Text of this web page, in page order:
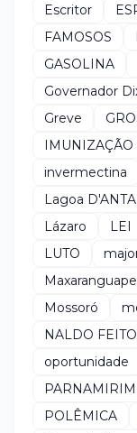
Escritor
FAMOSOS
GASOLINA
Governador
Greve
IMUNIZAÇÃO
invermectina
Lagoa D'ANTA
Lázaro
LEI
LUTO
Maxaranguape
Mossoró
NALDO
oportunidade
PARNAMIRIM
POLÊMICA